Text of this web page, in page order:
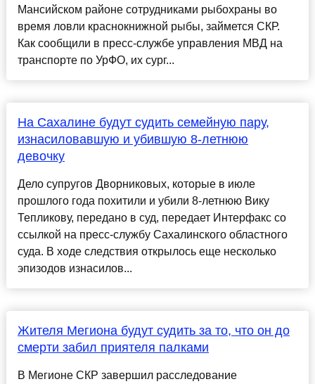
Мансийском районе сотрудниками рыбохраны во
время ловли краснокнижной рыбы, займется СКР.
Как сообщили в пресс-службе управления МВД на
транспорте по УрФО, их сург...
На Сахалине будут судить семейную пару,
изнасиловавшую и убившую 8-летнюю
девочку
Дело супругов Дворниковых, которые в июле
прошлого года похитили и убили 8-летнюю Вику
Тепликову, передано в суд, передает Интерфакс со
ссылкой на пресс-службу Сахалинского областного
суда. В ходе следствия открылось еще несколько
эпизодов изнасилов...
Жителя Мегиона будут судить за то, что он до
смерти забил приятеля палками
В Мегионе СКР завершил расследование